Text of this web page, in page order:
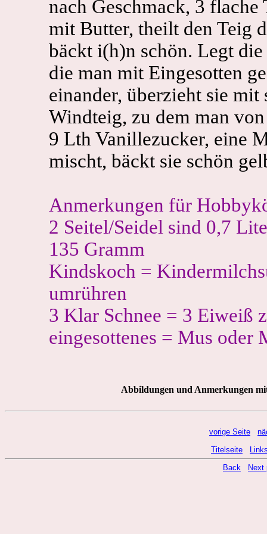
nach Geschmack, 3 flache
mit Butter, theilt den Teig
bäckt i(h)n schön. Legt
die man mit Eingesotten
einander, überzieht sie mit
Windteig, zu dem man
9 Lth Vanillezucker, eine
mischt, bäckt sie schön
Anmerkungen für
2 Seitel/Seidel sind 0,7
135 Gramm
Kindskoch =
umrühren
3 Klar Schnee = 3 Eiweiß
eingesottenes = Mus oder
Abbildungen und Anmerkungen
vorige Seite
Titelseite
Back
Next